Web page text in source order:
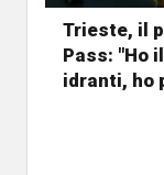
Trieste, il
Pass: "Ho
idranti, ho